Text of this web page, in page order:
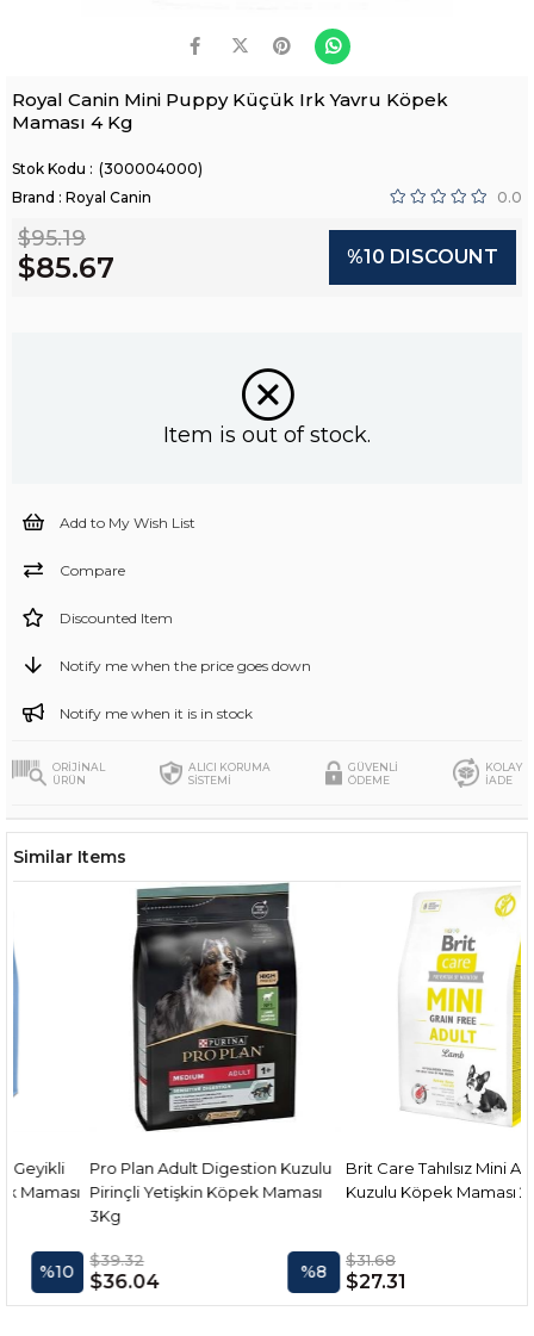
Royal Canin Mini Puppy Küçük Irk Yavru Köpek
Maması 4 Kg
(300004000)
Brand : Royal Canin 0.0
$95.19
$85.67 %10 DISCOUNT
Item is out of stock.
Add to My Wish List
Compare
Discounted Item
Notify me when the price goes down
Notify me when it is in stock
ORİJİNAL
ÜRÜN
ALICI KORUMA
SİSTEMİ
GÜVENLİ
ÖDEME
KOLAY
İADE
Similar Items
Pro Plan Adult Digestion Kuzulu
Pirinçli Yetişkin Köpek Maması
$39.32
$36.04
Brit Care Tahılsız Mini Adult
Kuzulu Köpek Maması 2 kg.
$31.68
$27.31